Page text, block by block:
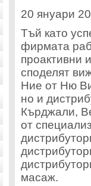
20 януари
Тъй като
фирмата
проактивни
споделят
Ние от Ню
но и
Кърджали,
от
масаж.